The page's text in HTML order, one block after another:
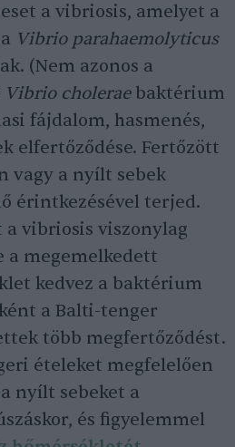
a vibriosis, amelyet a
Vibrio parahaemolyticus
(Nem azonos a
Vibrio cholerae baktérium
fájdalom, hasmenés,
elfertőződése. Fertőzött
vagy a nyílt sebek
érintkezésével terjed.
vibriosis viszonylag
a megemelkedett
kedvez a baktérium
a Balti-tenger
több megfertőződést.
ételeket megfelelően
nyílt sebeket a
és figyelemmel